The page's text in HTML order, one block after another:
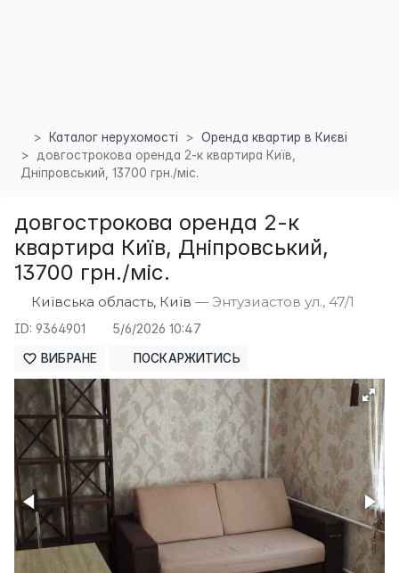
Каталог нерухомості
Оренда квартир в Києві
довгострокова оренда 2-к квартира Київ,
Дніпровський, 13700 грн./міс.
довгострокова оренда 2-к
квартира Київ, Дніпровський,
13700 грн./міс.
Київська область, Київ — Энтузиастов ул., 47/1
ID: 9364901 5/6/2026 10:47
ВИБРАНЕ ПОСКАРЖИТИСЬ